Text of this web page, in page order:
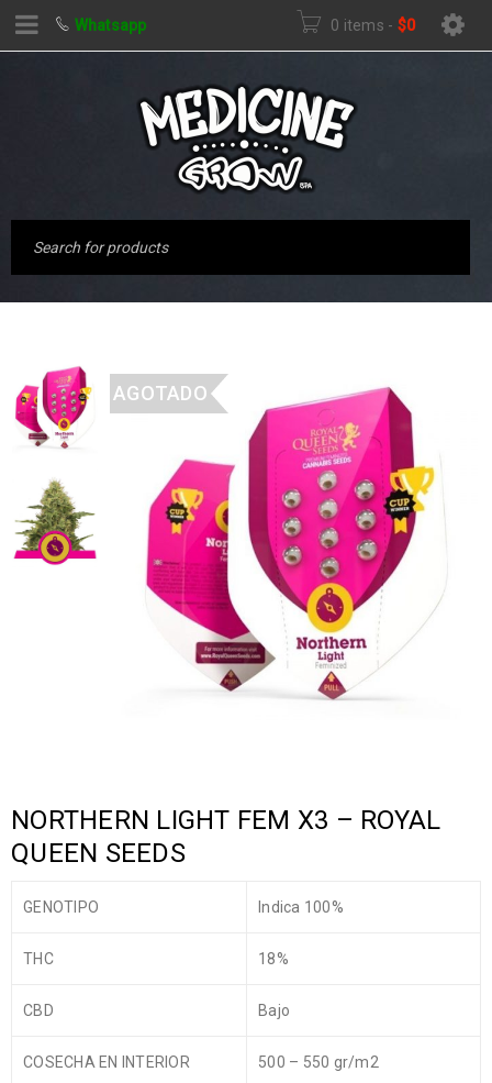
Whatsapp 0 items - $0
AGOTADO
NORTHERN LIGHT FEM X3 – ROYAL
QUEEN SEEDS
GENOTIPO Indica 100%
THC 18%
CBD Bajo
COSECHA EN INTERIOR 500 – 550 gr/m2